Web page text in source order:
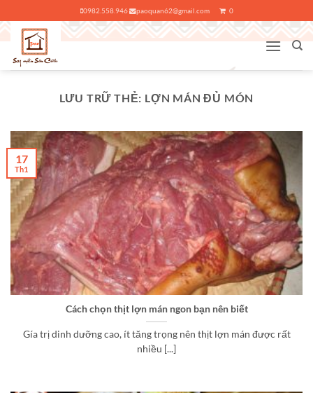
qua
nội
dung
0982.558.946 paoquan62@gmail.com 0
LƯU TRỮ THẺ: LỢN MÁN ĐỦ MÓN
Cách chọn thịt lợn mán ngon bạn nên biết
Gía trị dinh dưỡng cao, ít tăng trọng nên thịt lợn mán được rất
nhiều [...]
17
Th1